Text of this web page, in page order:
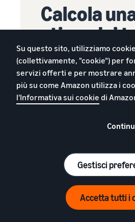
Calcola
stima dei
ricavi con
Amazon
Fornisci i dettagli del
confronto dei costi in
Prova il calcolatore di
Su questo sito, utilizziamo
(collettivamente, "cookie") per
servizi offerti e per mostrare
più su come Amazon utilizza i
l'Informativa sui cookie di
Gestisci
Accetta tutti i